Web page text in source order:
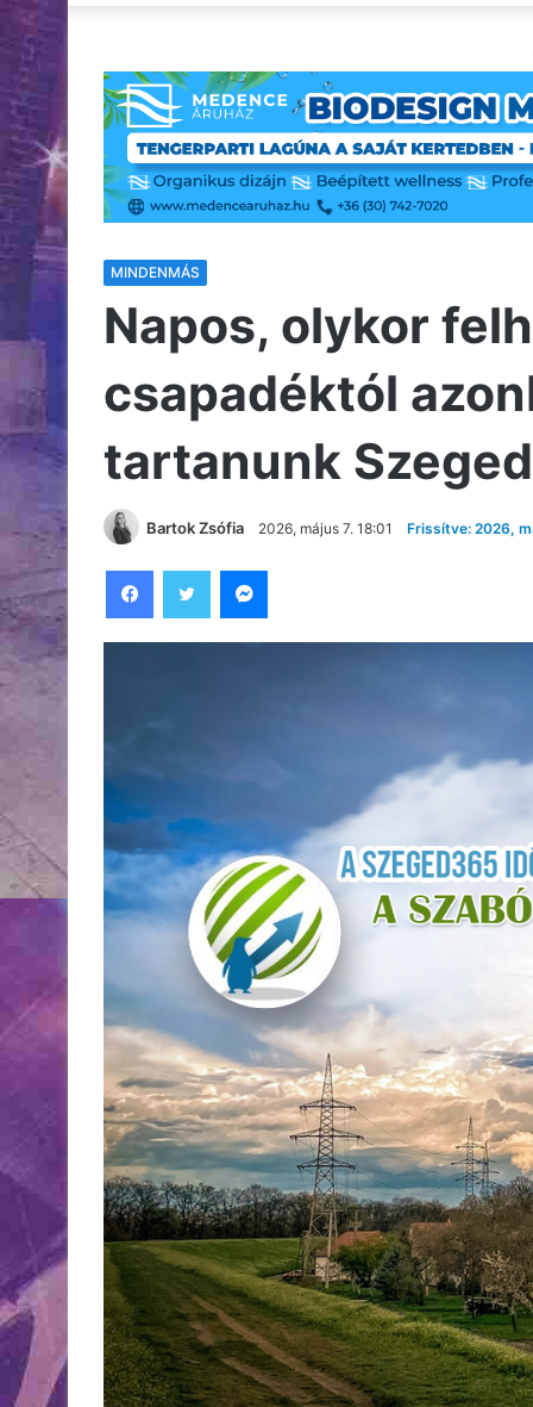
MINDENMÁS
Napos, olykor
csapadéktól
tartanunk
Bartok Zsófia 2026, május 7. 18:01 Frissítve: 2026,